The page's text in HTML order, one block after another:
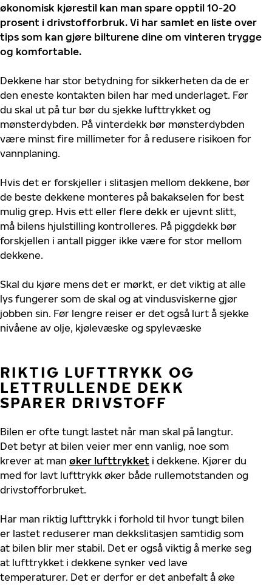
økonomisk kjørestil kan man spare opptil 10-20
prosent i drivstofforbruk. Vi har samlet en liste over
tips som kan gjøre bilturene dine om vinteren trygge
og komfortable.
Dekkene har stor betydning for sikkerheten da de er
den eneste kontakten bilen har med underlaget. Før
du skal ut på tur bør du sjekke lufttrykket og
mønsterdybden. På vinterdekk bør mønsterdybden
være minst fire millimeter for å redusere risikoen for
vannplaning.
Hvis det er forskjeller i slitasjen mellom dekkene, bør
de beste dekkene monteres på bakakselen for best
mulig grep. Hvis ett eller flere dekk er ujevnt slitt,
må bilens hjulstilling kontrolleres. På piggdekk bør
forskjellen i antall pigger ikke være for stor mellom
dekkene.
Skal du kjøre mens det er mørkt, er det viktig at alle
lys fungerer som de skal og at vindusviskerne gjør
jobben sin. Før lengre reiser er det også lurt å sjekke
nivåene av olje, kjølevæske og spylevæske
RIKTIG LUFTTRYKK OG
LETTRULLENDE DEKK
SPARER DRIVSTOFF
Bilen er ofte tungt lastet når man skal på langtur.
Det betyr at bilen veier mer enn vanlig, noe som
krever at man øker lufttrykket i dekkene. Kjører du
med for lavt lufttrykk øker både rullemotstanden og
drivstofforbruket.
Har man riktig lufttrykk i forhold til hvor tungt bilen
er lastet reduserer man dekkslitasjen samtidig som
at bilen blir mer stabil. Det er også viktig å merke seg
at lufttrykket i dekkene synker ved lave
temperaturer. Det er derfor er det anbefalt å øke